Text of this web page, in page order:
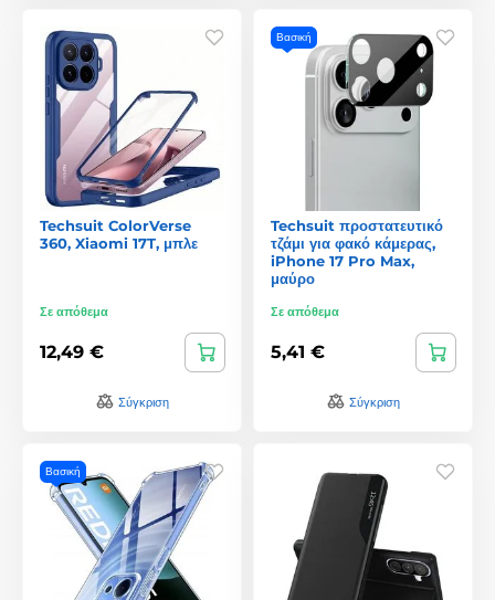
Techsuit ColorVerse
360, Xiaomi 17T, μπλε
Σε απόθεμα
12,49 €
Σύγκριση
Βασική
Techsuit προστατευτικό
τζάμι για φακό κάμερας,
iPhone 17 Pro Max,
μαύρο
Σε απόθεμα
5,41 €
Σύγκριση
Βασική